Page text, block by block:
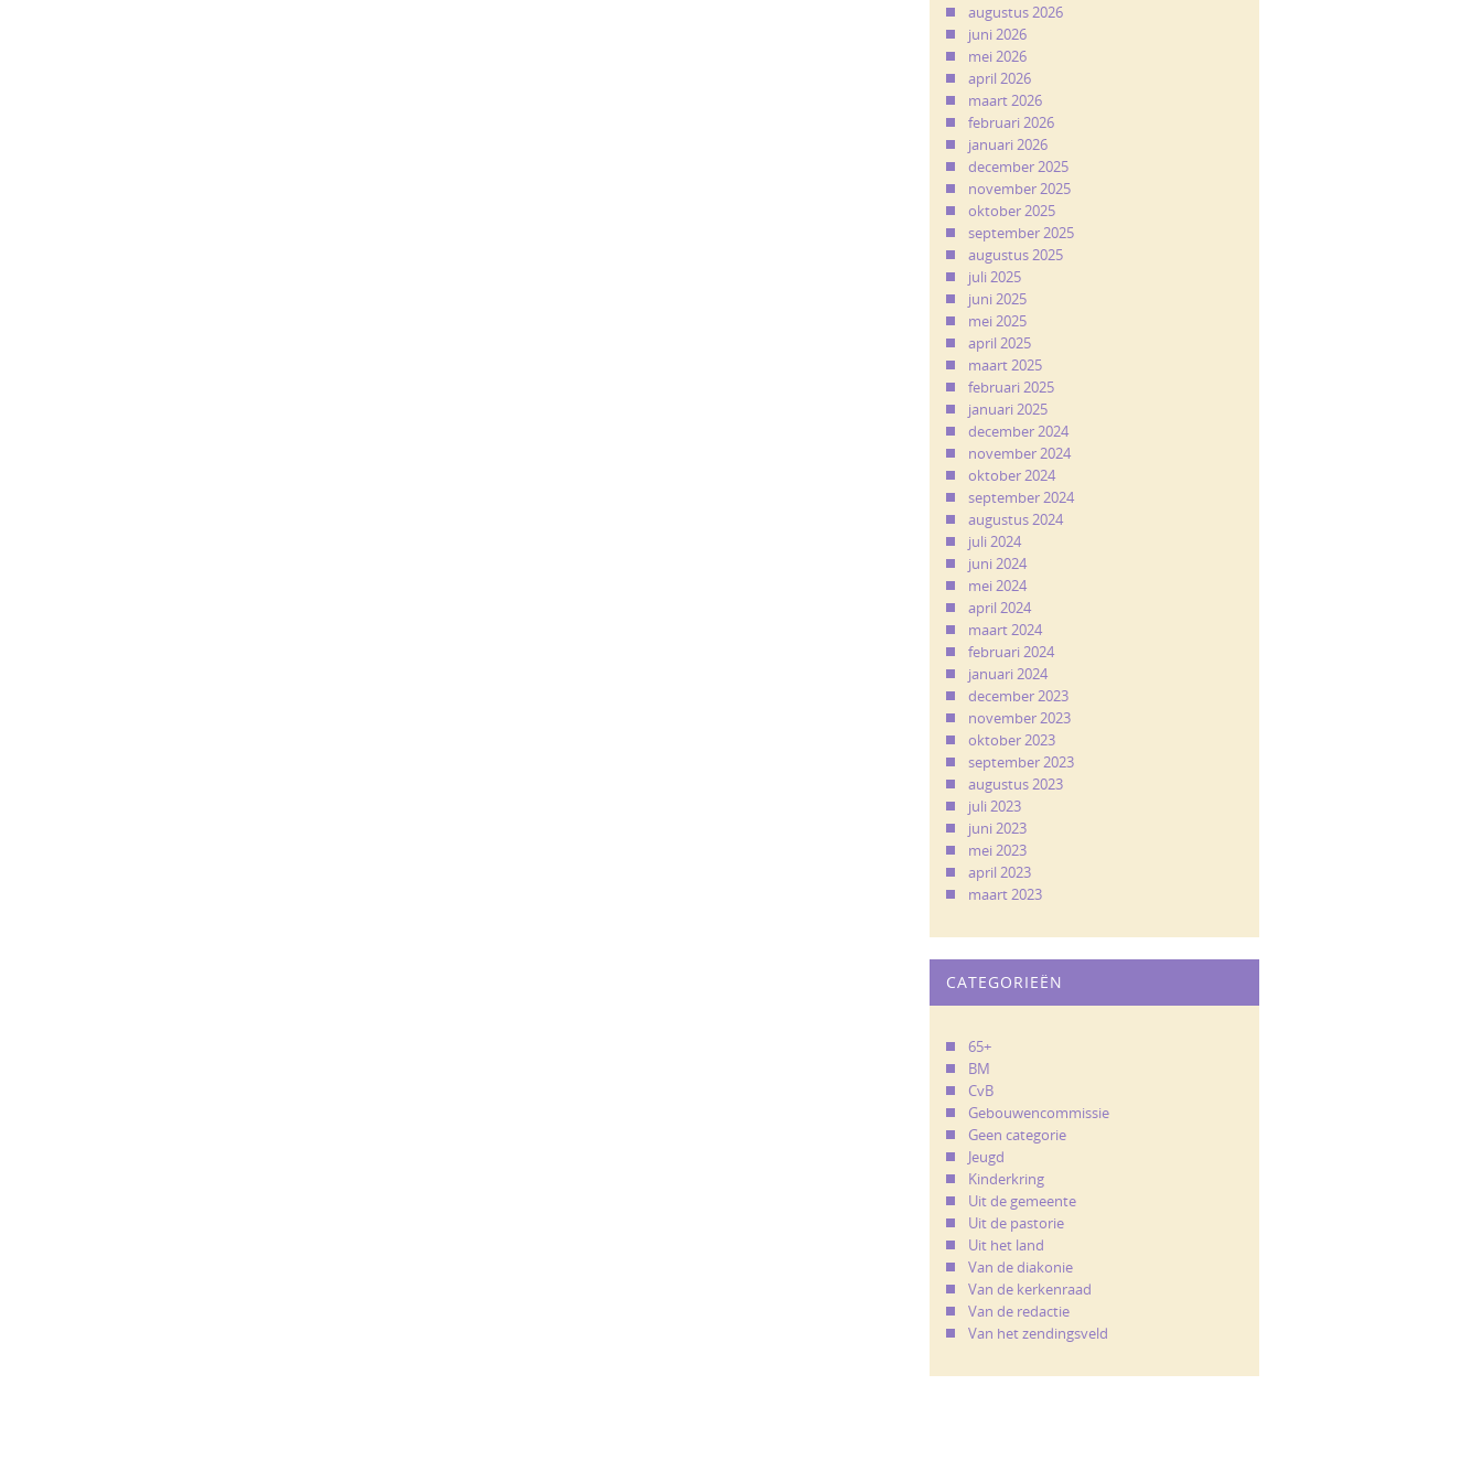
augustus 2026
juni 2026
mei 2026
april 2026
maart 2026
februari 2026
januari 2026
december 2025
november 2025
oktober 2025
september 2025
augustus 2025
juli 2025
juni 2025
mei 2025
april 2025
maart 2025
februari 2025
januari 2025
december 2024
november 2024
oktober 2024
september 2024
augustus 2024
juli 2024
juni 2024
mei 2024
april 2024
maart 2024
februari 2024
januari 2024
december 2023
november 2023
oktober 2023
september 2023
augustus 2023
juli 2023
juni 2023
mei 2023
april 2023
maart 2023
CATEGORIEËN
65+
BM
CvB
Gebouwencommissie
Geen categorie
Jeugd
Kinderkring
Uit de gemeente
Uit de pastorie
Uit het land
Van de diakonie
Van de kerkenraad
Van de redactie
Van het zendingsveld